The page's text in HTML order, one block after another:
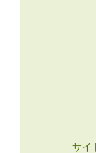
サイ